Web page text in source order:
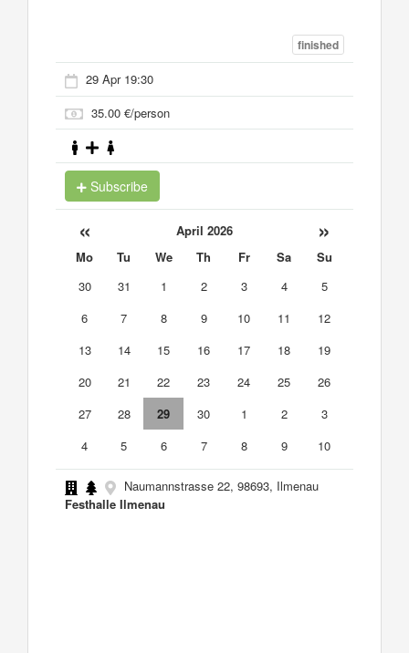
finished
29 Apr 19:30
35.00 €/person
Subscribe
« April 2026 »
Mo Tu We Th Fr Sa
Su
30
31 1 2 3 4
5
6
7 8 9 10 11
12
13
14 15 16 17 18
19
20
21 22 23 24 25
26
27
28 29 30 1 2
3
4
5 6 7 8 9 10
Naumannstrasse 22, 98693, Ilmenau
Festhalle Ilmenau